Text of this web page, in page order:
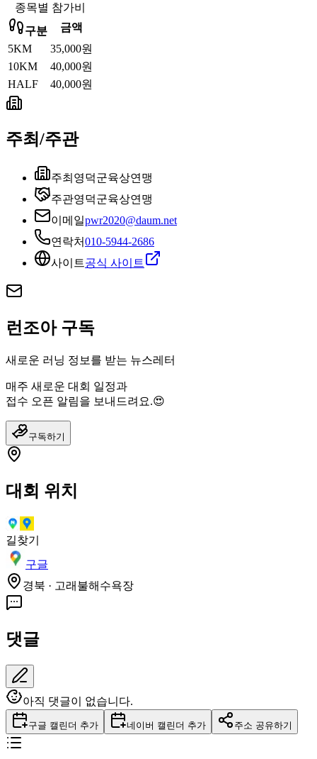
종목별 참가비
구분
금액
5KM
35,000원
10KM
40,000원
HALF
40,000원
주최/주관
주최 영덕군육상연맹
주관영덕군육상연맹
이메일pwr2020@daum.net
연락처010-5944-2686
사이트공식 사이트
런조아 구독
새로운 러닝 정보를 받는 뉴스레터
매주 새로운 대회 일정과
접수 오픈 알림을 보내드려요.😍
구독하기
대회 위치
길찾기
구글
경북 · 고래불해수욕장
댓글
아직 댓글이 없습니다.
구글 캘린더 추가 네이버 캘린더 추가 주소 공유하기